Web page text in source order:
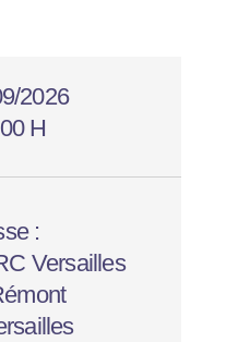
2026
H
:
Versailles